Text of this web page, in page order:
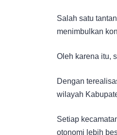
Salah satu
menimbulkan
Oleh karena itu,
Dengan
wilayah
Setiap
otonomi lebih